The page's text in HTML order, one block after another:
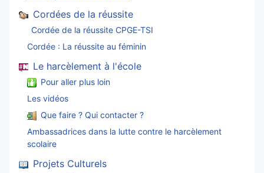
Cordées de la réussite
Cordée de la réussite CPGE-TSI
Cordée : La réussite au féminin
Le harcèlement à l'école
Pour aller plus loin
Les vidéos
Que faire ? Qui contacter ?
Ambassadrices dans la lutte contre le harcèlement
scolaire
Projets Culturels